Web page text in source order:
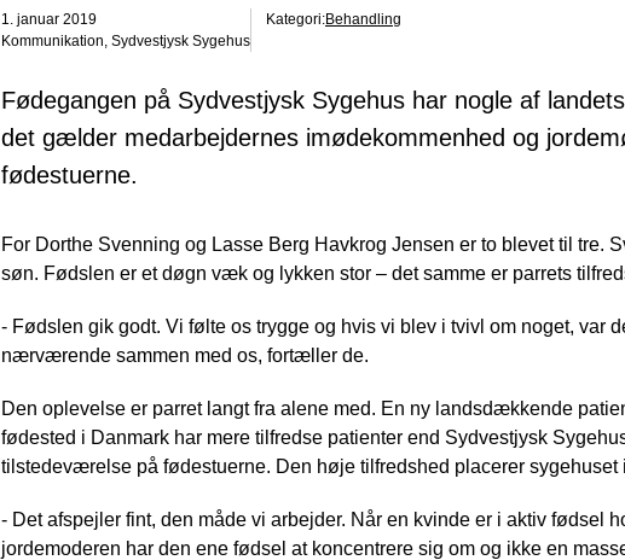
1. januar 2019
Kommunikation, Sydvestjysk Sygehus
Kategori:Behandling
Fødegangen på Sydvestjysk Sygehus har nogle af
det gælder medarbejdernes imødekommenhed og
fødestuerne.
For Dorthe Svenning og Lasse Berg Havkrog Jensen er to blevet til tre.
søn. Fødslen er et døgn væk og lykken stor – det samme er parrets
- Fødslen gik godt. Vi følte os trygge og hvis vi blev i tvivl om noget, var
nærværende sammen med os, fortæller de.
Den oplevelse er parret langt fra alene med. En ny landsdækkende
fødested i Danmark har mere tilfredse patienter end Sydvestjysk
tilstedeværelse på fødestuerne. Den høje tilfredshed placerer
- Det afspejler fint, den måde vi arbejder. Når en kvinde er i aktiv fødsel
jordemoderen har den ene fødsel at koncentrere sig om og ikke en